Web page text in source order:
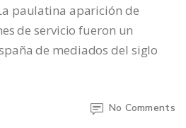
paulatina aparición de
de servicio fueron un
de mediados del siglo
No Comments